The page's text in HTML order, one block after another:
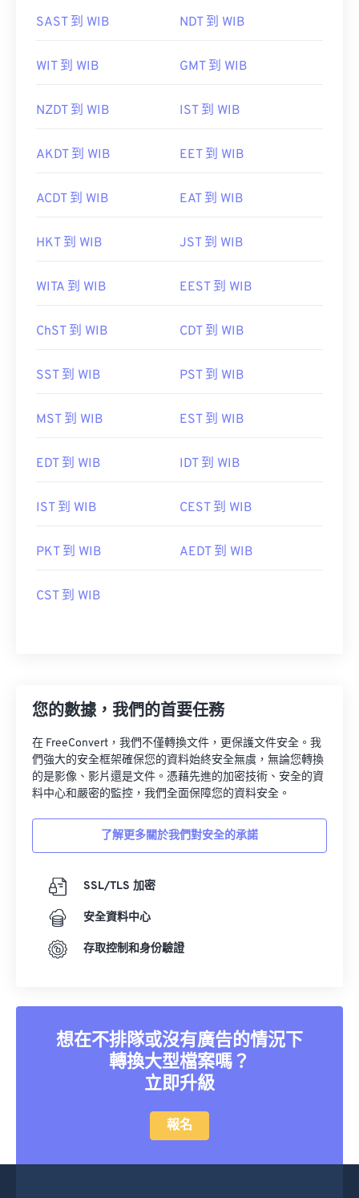
SAST 到 WIB NDT 到 WIB
WIT 到 WIB GMT 到 WIB
NZDT 到 WIB IST 到 WIB
AKDT 到 WIB EET 到 WIB
ACDT 到 WIB EAT 到 WIB
HKT 到 WIB JST 到 WIB
WITA 到 WIB EEST 到 WIB
ChST 到 WIB CDT 到 WIB
SST 到 WIB PST 到 WIB
MST 到 WIB EST 到 WIB
EDT 到 WIB IDT 到 WIB
IST 到 WIB CEST 到 WIB
PKT 到 WIB AEDT 到 WIB
CST 到 WIB
您的數據，我們的首要任務
在 FreeConvert，我們不僅轉換文件，更保護文件安全。我
們強大的安全框架確保您的資料始終安全無虞，無論您轉換
的是影像、影片還是文件。憑藉先進的加密技術、安全的資
料中心和嚴密的監控，我們全面保障您的資料安全。
了解更多關於我們對安全的承諾
SSL/TLS 加密
安全資料中心
存取控制和身份驗證
想在不排隊或沒有廣告的情況下
轉換大型檔案嗎？
立即升級
報名